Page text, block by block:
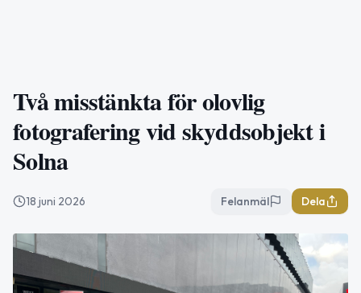
Två misstänkta för olovlig
fotografering vid skyddsobjekt i
Solna
18 juni 2026 Felanmäl Dela